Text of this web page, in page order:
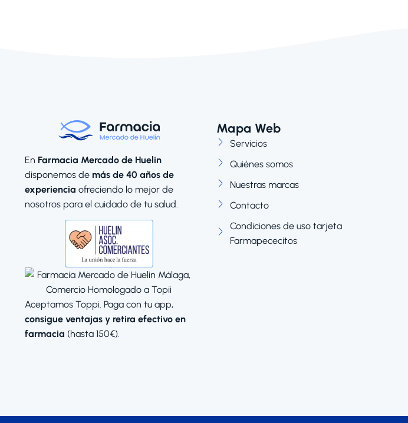
En Farmacia Mercado de Huelin
disponemos de más de 40 años de
experiencia ofreciendo lo mejor de
nosotros para el cuidado de tu salud.
Aceptamos Toppi. Paga con tu app,
consigue ventajas y retira efectivo en
farmacia (hasta 150€).
Mapa Web
Servicios
Quiénes somos
Nuestras marcas
Contacto
Condiciones de uso tarjeta
Farmapececitos